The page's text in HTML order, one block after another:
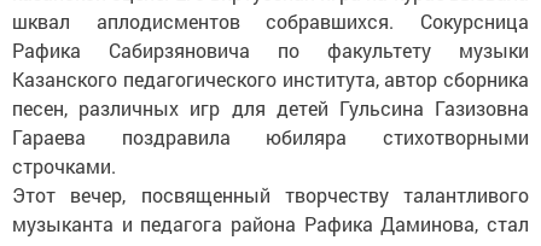
шквал аплодисментов собравшихся. Сокурсница
Рафика Сабирзяновича по факультету музыки
Казанского педагогического института, автор сборника
песен, различных игр для детей Гульсина Газизовна
Гараева поздравила юбиляра стихотворными
строчками.
Этот вечер, посвященный творчеству талантливого
музыканта и педагога района Рафика Даминова, стал